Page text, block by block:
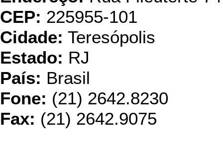
CEP: 225955-101
Cidade: Teresópolis
Estado: RJ
País: Brasil
Fone: (21) 2642.8230
Fax: (21) 2642.9075